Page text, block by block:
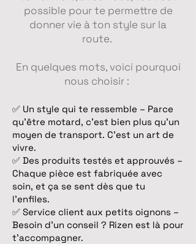
possible pour te permettre de
donner vie à ton style sur la
route.
En quelques mots, voici pourquoi
nous choisir :
✅ Un style qui te ressemble – Parce
qu’être motard, c’est bien plus qu’un
moyen de transport. C’est un art de
vivre.
✅ Des produits testés et approuvés –
Chaque pièce est fabriquée avec
soin, et ça se sent dès que tu
l’enfiles.
✅ Service client aux petits oignons –
Besoin d’un conseil ? Rizen est là pour
t’accompagner.